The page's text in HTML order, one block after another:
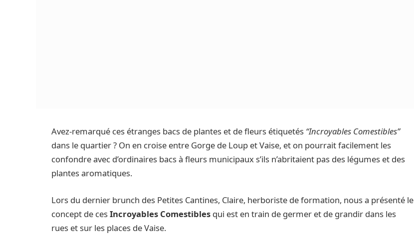
Avez-remarqué ces étranges bacs de plantes et de fleurs étiquetés “Incroyables Comestibles”
dans le quartier ? On en croise entre Gorge de Loup et Vaise, et on pourrait facilement les
confondre avec d’ordinaires bacs à fleurs municipaux s’ils n’abritaient pas des légumes et des
plantes aromatiques.
Lors du dernier brunch des Petites Cantines, Claire, herboriste de formation, nous a présenté le
concept de cesIncroyables Comestibles qui est en train de germer et de grandir dans les
rues et sur les places de Vaise.